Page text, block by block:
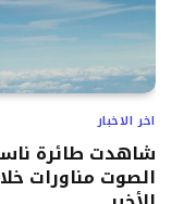
اخر الاخبار
شاهدت طائرة
الصوت مناورات